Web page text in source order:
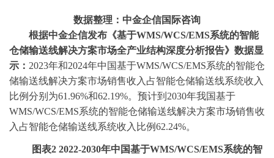
数据整理：中金企信国际咨询
根据中金企信发布《基于WMS/WCS/EMS系统的智能
仓储输送线解决方案市场全产业结构深度分析报告》数据显
示： 2023年和2024年中国基于WMS/WCS/EMS系统的智能仓
储输送线解决方案市场销售收入占智能仓储输送线系统收入
比例分别为61.96%和62.19%。预计到2030年我国基于
WMS/WCS/EMS系统的智能仓储输送线解决方案市场销售收
入占智能仓储输送线系统收入比例62.24%。
图表2 2022-2030年中国基于WMS/WCS/EMS系统的智